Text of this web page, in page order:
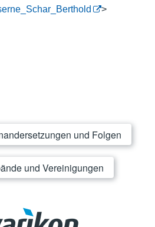
>
und Folgen
und Vereinigungen